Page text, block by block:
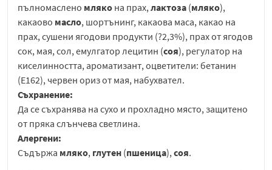
пълномаслено мляко на прах,лактоза (мляко),
какаово масло, шортънинг, какаова маса, какао на
прах, сушени ягодови продукти (?2,3%), прах от ягодов
сок, мая, сол, емулгатор лецитин (соя), регулатор на
киселинността, ароматизант, оцветители: бетанин
(E162), червен ориз от мая, набухвател.
Съхранение:
Да се съхранява на сухо и прохладно място, защитено
от пряка слънчева светлина.
Алергени:
Съдържа мляко, глутен (пшеница),соя.